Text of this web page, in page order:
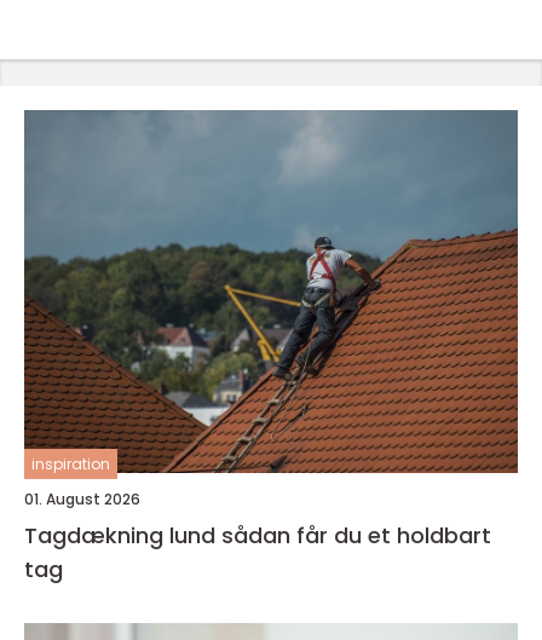
inspiration
01. August 2026
Tagdækning lund sådan får du et holdbart
tag